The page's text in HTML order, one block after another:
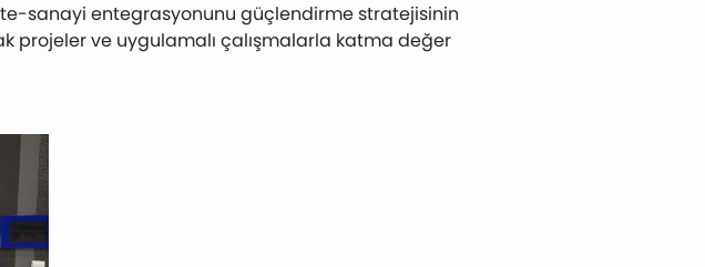
sanayi entegrasyonunu güçlendirme stratejisinin
projeler ve uygulamalı çalışmalarla katma değer